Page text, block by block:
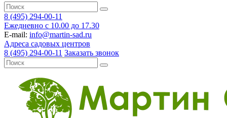
8 (495) 294-00-11
Ежедневно с 10.00 до 17.30
E-mail: info@martin-sad.ru
Адреса садовых центров
8 (495) 294-00-11 Заказать звонок